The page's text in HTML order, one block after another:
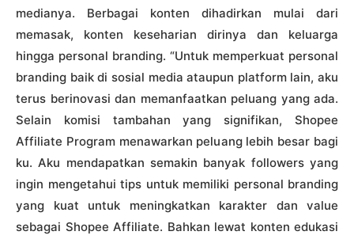
medianya. Berbagai konten dihadirkan mulai dari
memasak, konten keseharian dirinya dan keluarga
hingga personal branding. “Untuk memperkuat personal
branding baik di sosial media ataupun platform lain, aku
terus berinovasi dan memanfaatkan peluang yang ada.
Selain komisi tambahan yang signifikan, Shopee
Affiliate Program menawarkan peluang lebih besar bagi
ku. Aku mendapatkan semakin banyak followers yang
ingin mengetahui tips untuk memiliki personal branding
yang kuat untuk meningkatkan karakter dan value
sebagai Shopee Affiliate. Bahkan lewat konten edukasi